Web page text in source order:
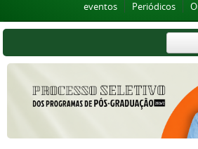
eventos
Periódicos